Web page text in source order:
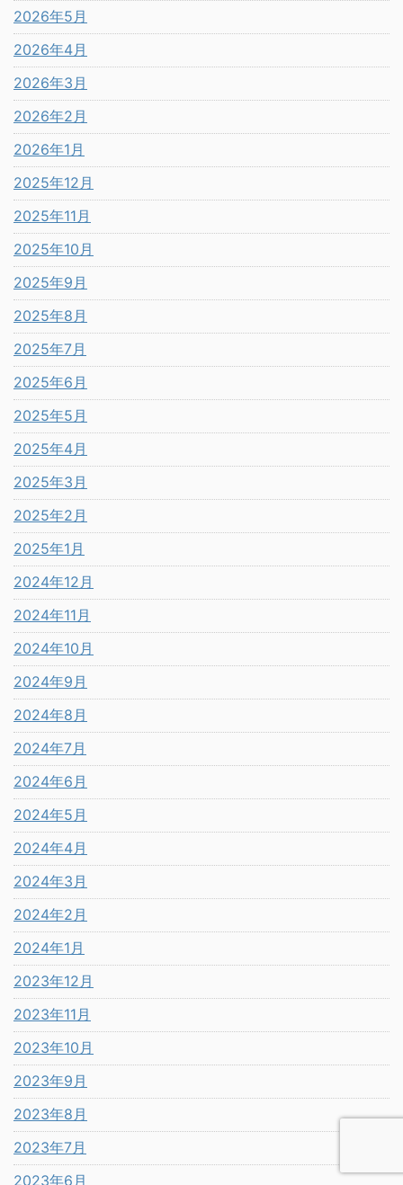
2026年5月
2026年4月
2026年3月
2026年2月
2026年1月
2025年12月
2025年11月
2025年10月
2025年9月
2025年8月
2025年7月
2025年6月
2025年5月
2025年4月
2025年3月
2025年2月
2025年1月
2024年12月
2024年11月
2024年10月
2024年9月
2024年8月
2024年7月
2024年6月
2024年5月
2024年4月
2024年3月
2024年2月
2024年1月
2023年12月
2023年11月
2023年10月
2023年9月
2023年8月
2023年7月
2023年6月